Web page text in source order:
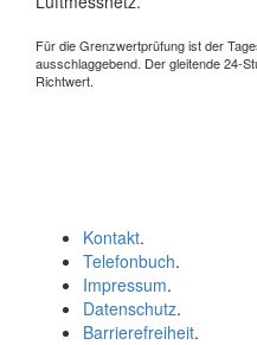
Für die Grenzwertprüfung ist der
ausschlaggebend. Der gleitende 24-
Richtwert.
Kontakt.
Telefonbuch.
Impressum.
Datenschutz.
Barrierefreiheit.